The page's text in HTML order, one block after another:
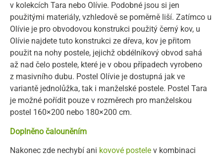
v kolekcích Tara nebo Olívie. Podobné jsou si jen
použitými materiály, vzhledově se poměrně liší. Zatímco u
Olívie je pro obvodovou konstrukci použitý černý kov, u
Olívie najdete tuto konstrukci ze dřeva, kov je přitom
použit na nohy postele, jejichž obdélníkový obvod sahá
až nad čelo postele, které je v obou případech vyrobeno
z masivního dubu. Postel Olívie je dostupná jak ve
variantě jednolůžka, tak i manželské postele. Postel Tara
je možné pořídit pouze v rozměrech pro manželskou
postel 160×200 nebo 180×200 cm.
Doplněno čalouněním
Nakonec zde nechybí ani kovové postele v kombinaci